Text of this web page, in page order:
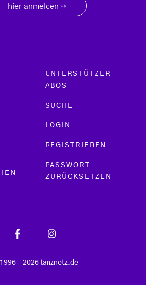
hier anmelden →
UNTERSTÜTZER
ABOS
SUCHE
LOGIN
REGISTRIEREN
PASSWORT
ZURÜCKSETZEN
- 2026 tanznetz.de